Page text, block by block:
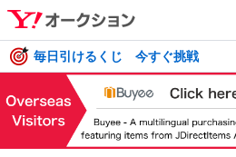
毎日引けるくじ 今すぐ挑戦